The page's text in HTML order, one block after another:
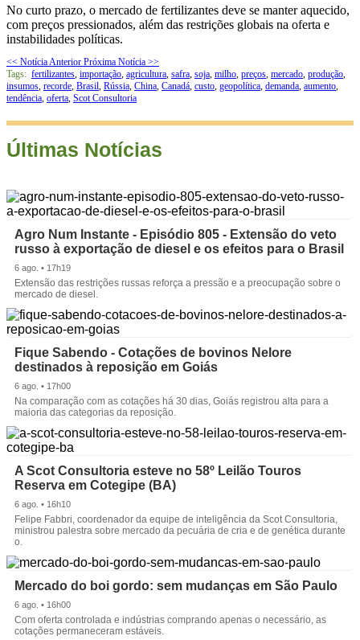
No curto prazo, o mercado de fertilizantes deve se manter aquecido,
com preços pressionados, além das restrições globais na oferta e
instabilidades políticas.
<< Notícia Anterior Próxima Notícia >>
Tags: fertilizantes, importação, agricultura, safra, soja, milho, preços, mercado, produção,
insumos, recorde, Brasil, Rússia, China, Canadá, custo, geopolítica, demanda, aumento,
tendência, oferta, Scot Consultoria
Últimas Notícias
Agro Num Instante - Episódio 805 - Extensão do veto
russo à exportação de diesel e os efeitos para o Brasil
6 ago. • 17h19
Extensão das restrições russas reforça a pressão e a preocupação sobre o
mercado de diesel.
Fique Sabendo - Cotações de bovinos Nelore
destinados à reposição em Goiás
6 ago. • 17h00
Na comparação com as cotações há 30 dias, Goiás registrou alta para a
maioria das categorias da reposição.
A Scot Consultoria esteve no 58º Leilão Touros
Reserva em Cotegipe (BA)
6 ago. • 16h10
Felipe Fabbri, coordenador da equipe de inteligência da Scot Consultoria,
ministrou palestra sobre mercado da pecuária de cria e de genética durante
o.
Mercado do boi gordo: sem mudanças em São Paulo
6 ago. • 16h00
Com oferta controlada e indústrias comprando apenas o necessário, as
cotações permaneceram estáveis.